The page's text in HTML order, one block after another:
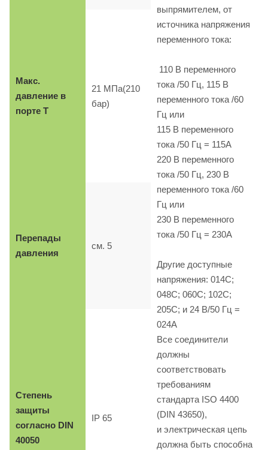
выпрямителем, от
источника напряжения
переменного тока:
110 B переменного
тока /50 Гц, 115 B
переменного тока /60
Гц или
115 B переменного
тока /50 Гц = 115A
220 B переменного
тока /50 Гц, 230 B
переменного тока /60
Гц или
230 B переменного
тока /50 Гц = 230A
Другие доступные
напряжения: 014C;
048C; 060C; 102C;
205C; и 24 B/50 Гц =
024A
Все соединители
должны
соответствовать
требованиям
стандарта ISO 4400
(DIN 43650),
и электрическая цепь
должна быть способна
Макс.
давление в
порте T
21 МПа(210
бар)
Перепады
давления
см. 5
Степень
защиты
согласно DIN
40050
IP 65